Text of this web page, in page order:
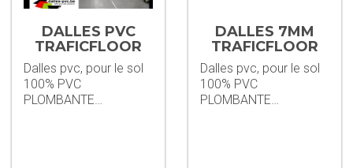
DALLES PVC
TRAFICFLOOR
5MM + STAINP
Dalles pvc, pour le sol
100% PVC
PLOMBANTE…
DALLES 7MM
TRAFICFLOOR
GRIS PVC
Dalles pvc, pour le sol
100% PVC
PLOMBANTE…